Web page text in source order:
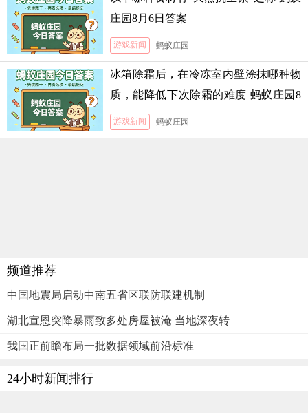
庄园8月6日答案
游戏新闻 蚂蚁庄园
冰箱除霜后，在冷冻室内壁涂抹哪种物
质，能降低下次除霜的难度 蚂蚁庄园8
月5日答案
游戏新闻 蚂蚁庄园
频道推荐
中国地震局启动中南五省区联防联建机制
湖北宣恩突降暴雨致多处房屋被淹 当地深夜转
我国正前瞻布局一批数据领域前沿标准
24小时新闻排行